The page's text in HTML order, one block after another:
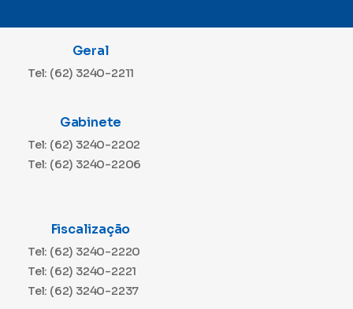
Geral
Tel: (62) 3240-2211
Gabinete
Tel: (62) 3240-2202
Tel: (62) 3240-2206
Fiscalização
Tel: (62) 3240-2220
Tel: (62) 3240-2221
Tel: (62) 3240-2237